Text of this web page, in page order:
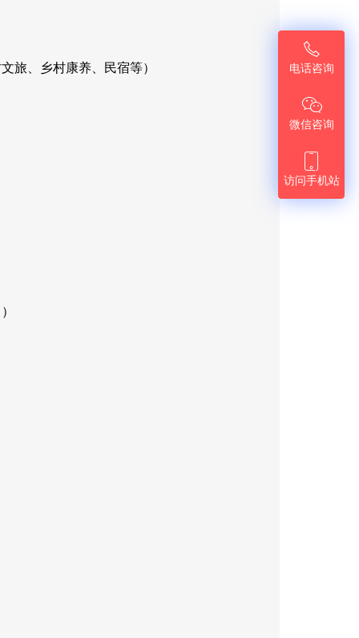
旅、乡村康养、民宿等）

电话咨询

微信咨询

访问手机站